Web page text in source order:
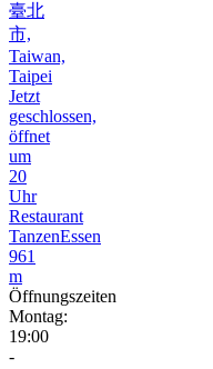
臺北
市,
Taiwan,
Taipei
Jetzt
geschlossen,
öffnet
um
20
Uhr
Restaurant
TanzenEssen
961
m
Öffnungszeiten
Montag:
19:00
-